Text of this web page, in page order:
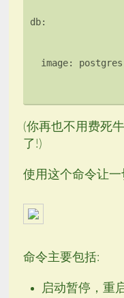
(你再也不用费死
了!)
使用这个命令让
命令主要包括:
启动暂停，重